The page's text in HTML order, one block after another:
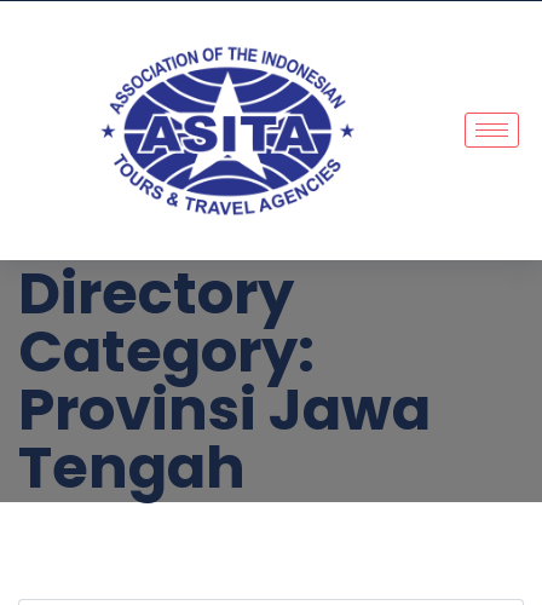
Directory
Category:
Provinsi Jawa
Tengah